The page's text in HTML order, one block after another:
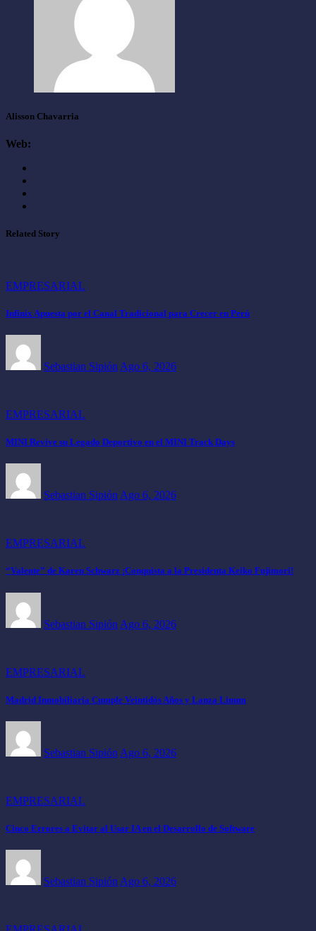
Alisson Chavarria
Web:
Related Story
EMPRESARIAL
Infinix Apuesta por el Canal Tradicional para Crecer en Perú
Sebastian Sipión Ago 6, 2026
EMPRESARIAL
MINI Revive su Legado Deportivo en el MINI Track Days
Sebastian Sipión Ago 6, 2026
EMPRESARIAL
“Valente” de Karen Schwarz ¡Conquista a la Presidenta Keiko Fujimori!
Sebastian Sipión Ago 6, 2026
EMPRESARIAL
Madrid Inmobiliaria Cumple Veintidós Años y Lanza Linum
Sebastian Sipión Ago 6, 2026
EMPRESARIAL
Cinco Errores a Evitar al Usar IA en el Desarrollo de Software
Sebastian Sipión Ago 6, 2026